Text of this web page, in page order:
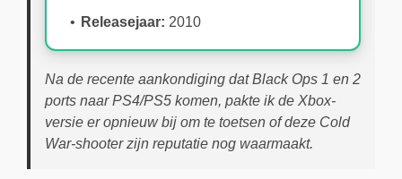
Releasejaar: 2010
Na de recente aankondiging dat Black Ops 1 en 2
ports naar PS4/PS5 komen, pakte ik de Xbox-
versie er opnieuw bij om te toetsen of deze Cold
War-shooter zijn reputatie nog waarmaakt.